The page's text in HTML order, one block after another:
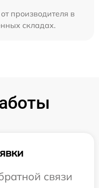
производителя в
складах.
связи